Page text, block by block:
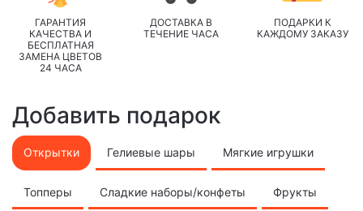
ГАРАНТИЯ
КАЧЕСТВА И
БЕСПЛАТНАЯ
ЗАМЕНА ЦВЕТОВ
24 ЧАСА
ДОСТАВКА В
ТЕЧЕНИЕ ЧАСА
ПОДАРКИ К
КАЖДОМУ ЗАКАЗУ
Добавить подарок
Открытки Гелиевые шары Мягкие игрушки
Топперы Сладкие наборы/конфеты Фрукты